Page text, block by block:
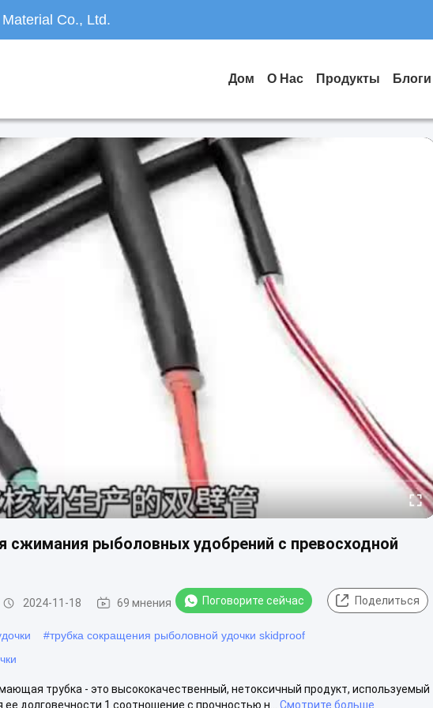
Co., Ltd.
Дом О Нас Продукты Блоги
сжимания рыболовных удобрений с превосходной
2024-11-18 69 мнения Поговорите сейчас Поделиться
#трубка сокращения рыболовной удочки skidproof
трубка - это высококачественный, нетоксичный продукт, используемый
долговечности.1 соотношение с прочностью н...
Смотрите больше